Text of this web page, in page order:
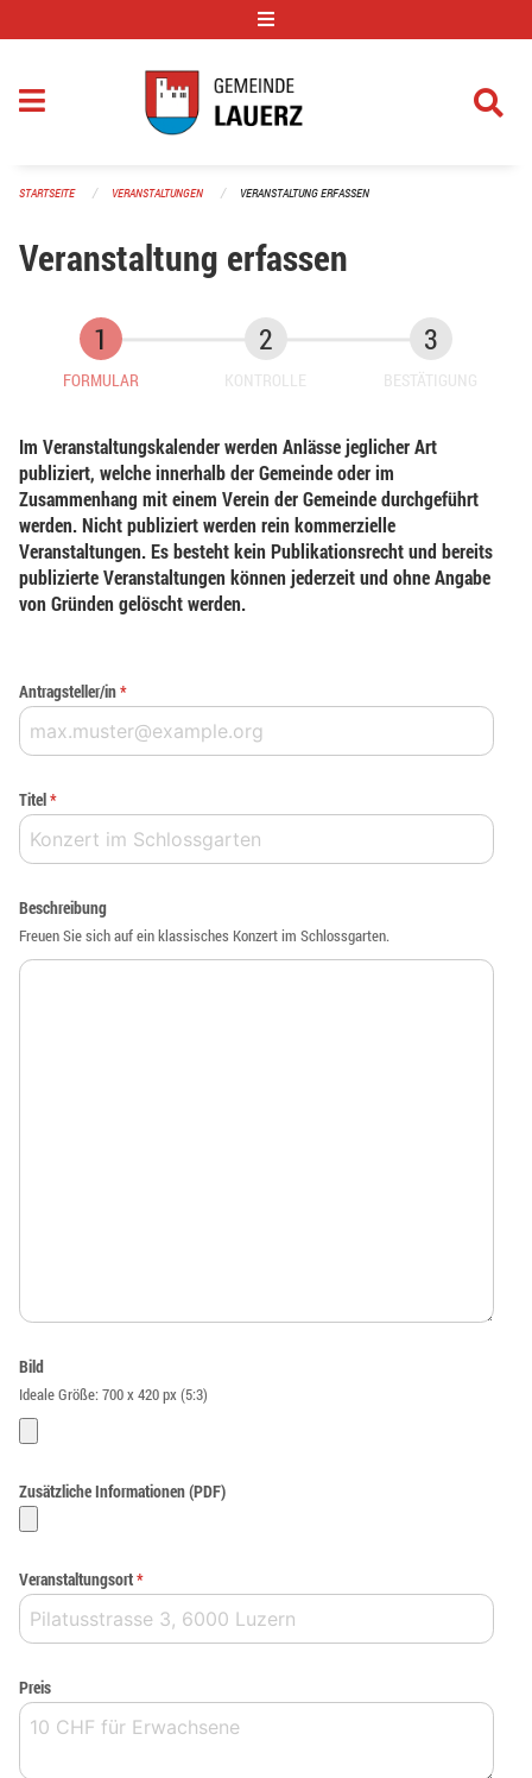
STARTSEITE VERANSTALTUNGEN VERANSTALTUNG ERFASSEN
Veranstaltung erfassen
FORMULAR KONTROLLE BESTÄTIGUNG
Im Veranstaltungskalender werden Anlässe jeglicher Art
publiziert, welche innerhalb der Gemeinde oder im
Zusammenhang mit einem Verein der Gemeinde durchgeführt
werden. Nicht publiziert werden rein kommerzielle
Veranstaltungen. Es besteht kein Publikationsrecht und bereits
publizierte Veranstaltungen können jederzeit und ohne Angabe
von Gründen gelöscht werden.
Antragsteller/in*
Titel*
Beschreibung
Freuen Sie sich auf ein klassisches Konzert im Schlossgarten.
Bild
Ideale Größe: 700 x 420 px (5:3)
Zusätzliche Informationen (PDF)
Veranstaltungsort*
Preis